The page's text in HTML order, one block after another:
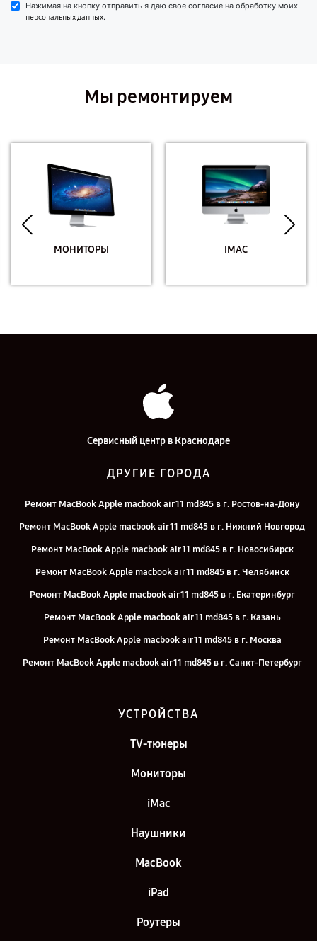
Нажимая на кнопку отправить я даю свое согласие на обработку моих
персональных данных.
Мы ремонтируем
МОНИТОРЫ IMAC
Сервисный центр в Краснодаре
ДРУГИЕ ГОРОДА
Ремонт MacBook Apple macbook air 11 md845 в г. Ростов-на-Дону
Ремонт MacBook Apple macbook air 11 md845 в г. Нижний Новгород
Ремонт MacBook Apple macbook air 11 md845 в г. Новосибирск
Ремонт MacBook Apple macbook air 11 md845 в г. Челябинск
Ремонт MacBook Apple macbook air 11 md845 в г. Екатеринбург
Ремонт MacBook Apple macbook air 11 md845 в г. Казань
Ремонт MacBook Apple macbook air 11 md845 в г. Москва
Ремонт MacBook Apple macbook air 11 md845 в г. Санкт-Петербург
УСТРОЙСТВА
TV-тюнеры
Мониторы
iMac
Наушники
MacBook
iPad
Роутеры